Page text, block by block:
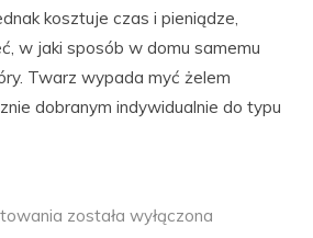
kosztuje czas i pieniądze,
w jaki sposób w domu samemu
Twarz wypada myć żelem
dobranym indywidualnie do typu
została wyłączona